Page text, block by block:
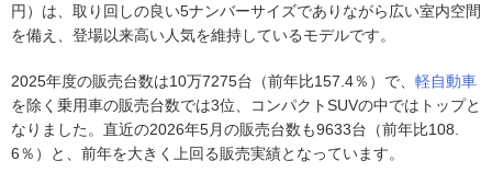
円）は、取り回しの良い5ナンバーサイズでありながら広い室内空間
を備え、登場以来高い人気を維持しているモデルです。
2025年度の販売台数は10万7275台（前年比157.4％）で、 軽自動車
を除く乗用車の販売台数では3位、コンパクトSUVの中ではトップと
なりました。直近の2026年5月の販売台数も9633台（前年比108.
6％）と、前年を大きく上回る販売実績となっています。